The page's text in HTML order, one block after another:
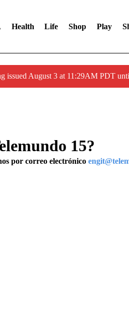
Health Life Shop Play
issued August 3 at 11:29AM PDT
15?
por correo electrónico